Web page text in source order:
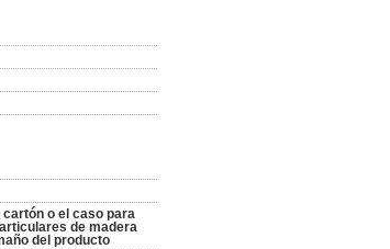
cartón o el caso para
de madera
del producto